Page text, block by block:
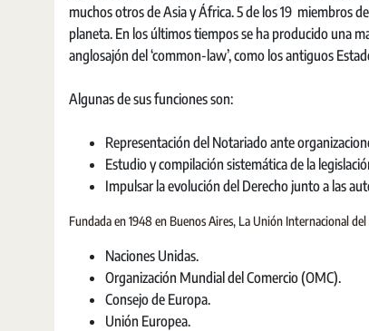
muchos otros de Asia y África. 5 de los 19 miembros
planeta. En los últimos tiempos se ha producido una
anglosajón del ‘common-law’, como los antiguos
Algunas de sus funciones son:
Representación del Notariado ante
Estudio y compilación sistemática de la
Impulsar la evolución del Derecho junto a las
Fundada en 1948 en Buenos Aires, La Unión Internacional
Naciones Unidas.
Organización Mundial del Comercio (OMC).
Consejo de Europa.
Unión Europea.